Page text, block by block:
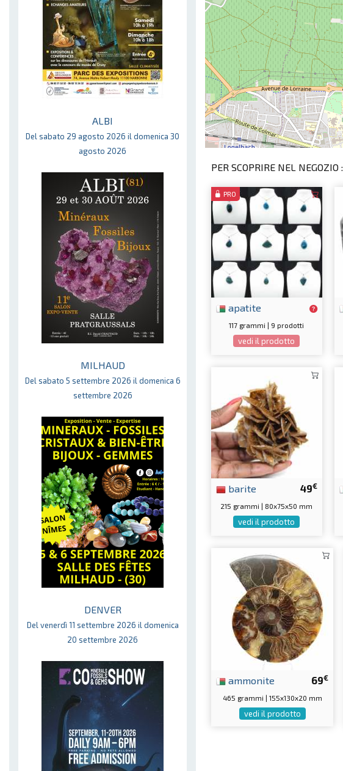
ALBI
Del sabato 29 agosto 2026 il domenica 30
agosto 2026
MILHAUD
Del sabato 5 settembre 2026 il domenica 6
settembre 2026
DENVER
Del venerdì 11 settembre 2026 il domenica
20 settembre 2026
PER SCOPRIRE NEL NEGOZIO :
PRO
apatite
117 grammi | 9 prodotti
vedi il prodotto
49€
barite
215 grammi | 80x75x50 mm
vedi il prodotto
69€
ammonite
465 grammi | 155x130x20 mm
vedi il prodotto